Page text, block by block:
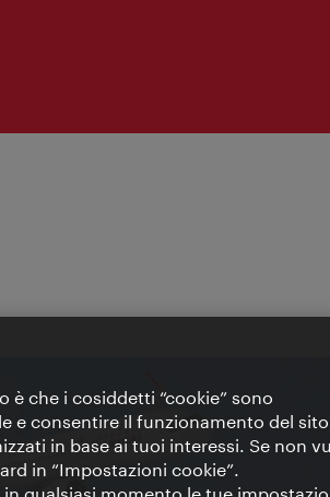
è che i cosiddetti “cookie” sono
e consentire il funzionamento del sito
in base ai tuoi interessi. Se non
in “Impostazioni cookie”.